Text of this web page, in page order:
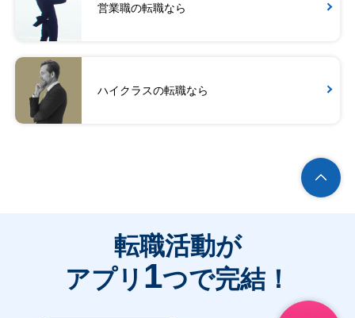
営業職の転職なら
ハイクラスの転職なら
転職活動が
アプリ 1つで完結！